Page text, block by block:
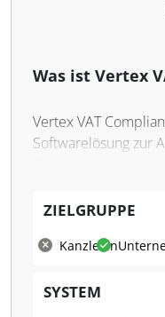
Was ist Vertex
Vertex VAT
Softwarelösung zur
Unternehmen. Die
fristgerechte
Regelmäßige
ZIELGRUPPE
Kanzleien
SYSTEM